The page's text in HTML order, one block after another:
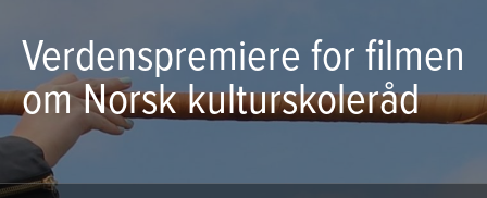
Verdenspremiere for filmen
om Norsk kulturskoleråd